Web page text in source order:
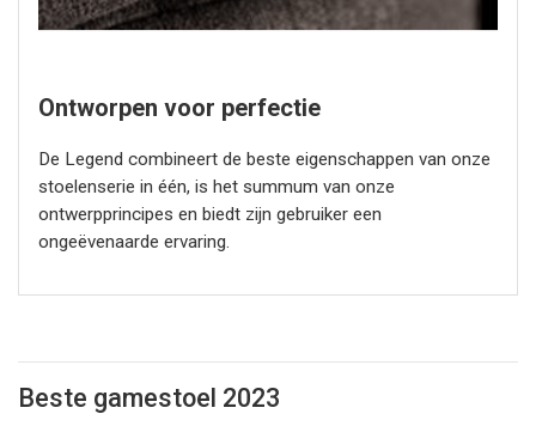
Ontworpen voor perfectie
De Legend combineert de beste eigenschappen van onze
stoelenserie in één, is het summum van onze
ontwerpprincipes en biedt zijn gebruiker een
ongeëvenaarde ervaring.
Beste gamestoel 2023